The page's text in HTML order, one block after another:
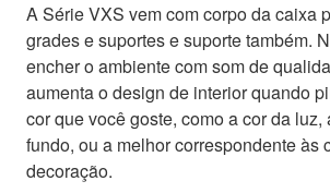
A Série VXS vem com corpo da caixa
grades e suportes e suporte também.
encher o ambiente com som de
aumenta o design de interior quando
cor que você goste, como a cor da luz,
fundo, ou a melhor correspondente às
decoração.